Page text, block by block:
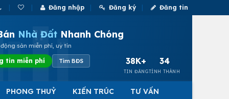
Đăng nhập Đăng ký Đăng tin
Nhà Đất Nhanh Chóng
sản miễn phí, uy tín
tin miễn phí Tìm BĐS 38K+
TIN ĐĂNG
34
TỈNH THÀNH
PHONG THUỶ KIẾN TRÚC TƯ VẤN